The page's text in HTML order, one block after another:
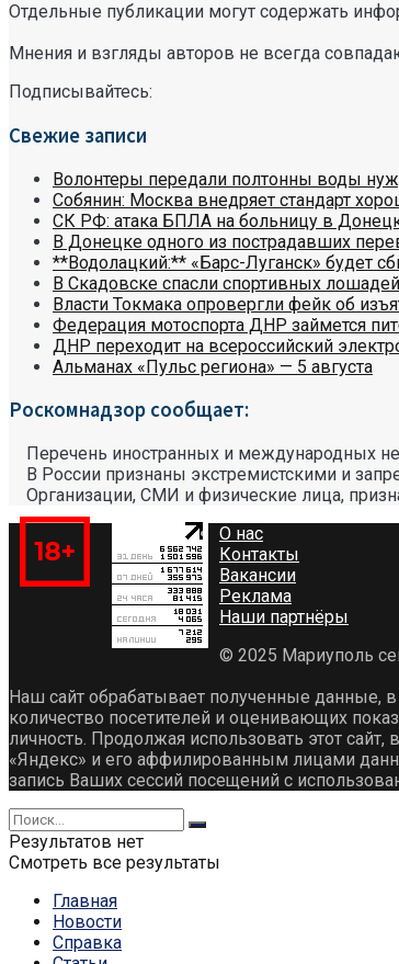
Отдельные публикации могут содержать
Мнения и взгляды авторов не всегда
Подписывайтесь:
Свежие записи
Волонтеры передали полтонны воды
Собянин: Москва внедряет стандарт
СК РФ: атака БПЛА на больницу в
В Донецке одного из пострадавших
**Водолацкий:** «Барс-Луганск» будет
В Скадовске спасли спортивных
Власти Токмака опровергли фейк об
Федерация мотоспорта ДНР займется
ДНР переходит на всероссийский
Альманах «Пульс региона» — 5 августа
Роскомнадзор сообщает:
Перечень иностранных и международных
В России признаны экстремистскими и
Организации, СМИ и физические лица,
О нас
Контакты
Вакансии
Реклама
Наши партнёры
© 2025 Мариуполь
Наш сайт обрабатывает полученные данные,
количество посетителей и оценивающих
личность. Продолжая использовать этот
«Яндекс» и его аффилированным лицами
запись Ваших сессий посещений с
Результатов нет
Смотреть все результаты
Главная
Новости
Справка